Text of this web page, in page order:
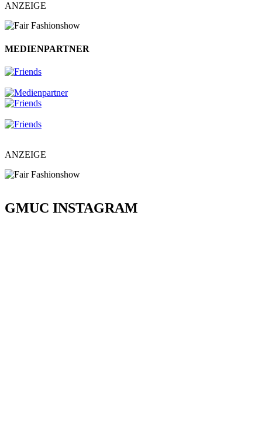
ANZEIGE
MEDIENPARTNER
ANZEIGE
GMUC INSTAGRAM